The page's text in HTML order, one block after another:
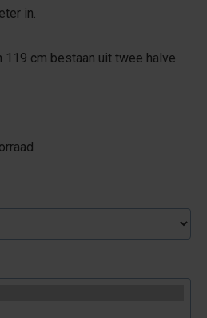
in.
119 cm bestaan uit twee halve